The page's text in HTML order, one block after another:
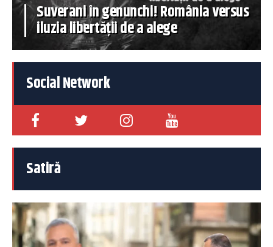
Suverani în genunchi! România versus
iluzia libertății de a alege
Social Network
Satiră